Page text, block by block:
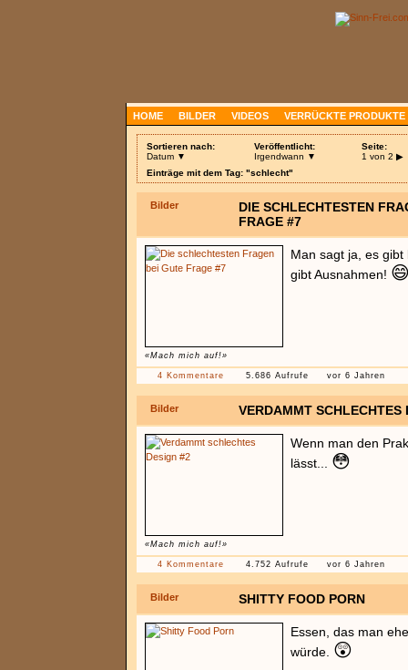
HOME BILDER VIDEOS VERRÜCKTE PRODUKTE
Sortieren nach:
Datum ▼
Veröffentlicht:
Irgendwann ▼
Seite:
1 von 2 ▶
Einträge mit dem Tag: "schlecht"
Bilder
DIE SCHLECHTESTEN
FRAGE #7
«Mach mich auf!»
Man sagt ja, es
gibt Ausnahmen!
4 Kommentare 5.686 Aufrufe vor 6 Jahren
Bilder VERDAMMT SCHLECHTES
«Mach mich auf!»
Wenn man den
lässt... 😳
4 Kommentare 4.752 Aufrufe vor 6 Jahren
Bilder SHITTY FOOD PORN
Essen, das man
würde. 😲